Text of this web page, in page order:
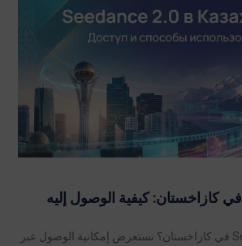
Seedance 2.0 في كازاخستان: كيفية الوصول إليه
هل يتوفر Seedance 2.0 في كازاخستان؟ نستعرض إمكانية الوصول عبر